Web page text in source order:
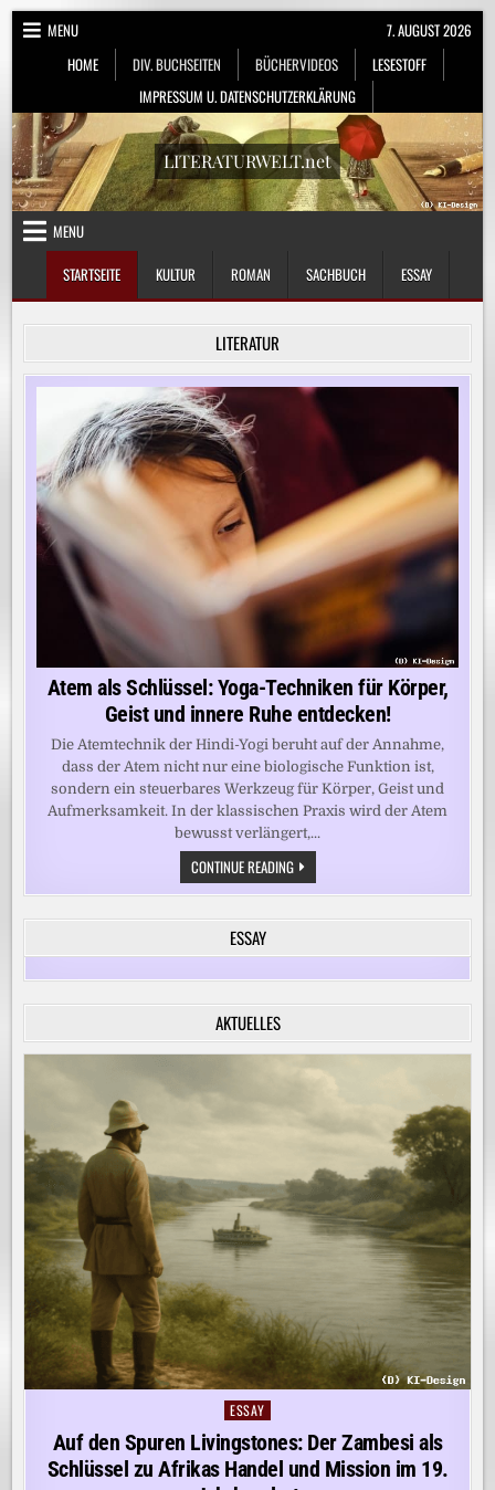
Skip
MENU
HOME
DIV. BUCHSEITEN BÜCHERVIDEOS
LESESTOFF
IMPRESSUM U. DATENSCHUTZERKLÄRUNG
7. AUGUST 2026
LITERATURWELT.net
MENU
STARTSEITE
KULTUR ROMAN SACHBUCH ESSAY
LITERATUR
Atem als Schlüssel: Yoga-Techniken für Körper,
Geist und innere Ruhe entdecken!
Die Atemtechnik der Hindi-Yogi beruht auf der Annahme,
dass der Atem nicht nur eine biologische Funktion ist,
sondern ein steuerbares Werkzeug für Körper, Geist und
Aufmerksamkeit. In der klassischen Praxis wird der Atem
bewusst verlängert,...
CONTINUE READINGATEM
ALS
SCHLÜSSEL:
TECHNIKEN
KÖRPER,
UND
RUHE
ESSAY
AKTUELLES
Posted
ESSAY
Auf den Spuren Livingstones: Der Zambesi als
Schlüssel zu Afrikas Handel und Mission im 19.